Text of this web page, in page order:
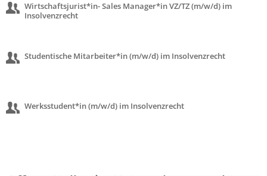
Wirtschaftsjurist*in- Sales Manager*in VZ/TZ (m/w/d) im
Insolvenzrecht
Studentische Mitarbeiter*in (m/w/d) im Insolvenzrecht
Werksstudent*in (m/w/d) im Insolvenzrecht